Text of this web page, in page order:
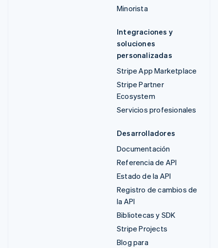
Minorista
Integraciones y
soluciones
personalizadas
Stripe App Marketplace
Stripe Partner
Ecosystem
Servicios profesionales
Desarrolladores
Documentación
Referencia de API
Estado de la API
Registro de cambios de
la API
Bibliotecas y SDK
Stripe Projects
Blog para